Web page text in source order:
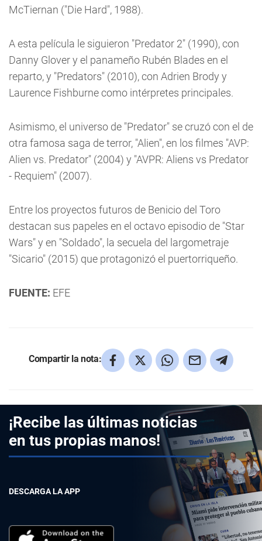
McTiernan ("Die Hard", 1988).
A esta película le siguieron "Predator 2" (1990), con
Danny Glover y el panameño Rubén Blades en el
reparto, y "Predators" (2010), con Adrien Brody y
Laurence Fishburne como intérpretes principales.
Asimismo, el universo de "Predator" se cruzó con el de
otra famosa saga de terror, "Alien", en los filmes "AVP:
Alien vs. Predator" (2004) y "AVPR: Aliens vs Predator
- Requiem" (2007).
Entre los proyectos futuros de Benicio del Toro
destacan sus papeles en el octavo episodio de "Star
Wars" y en "Soldado", la secuela del largometraje
"Sicario" (2015) que protagonizó el puertorriqueño.
FUENTE: EFE
Compartir la nota:
¡Recibe las últimas noticias
en tus propias manos!
DESCARGA LA APP